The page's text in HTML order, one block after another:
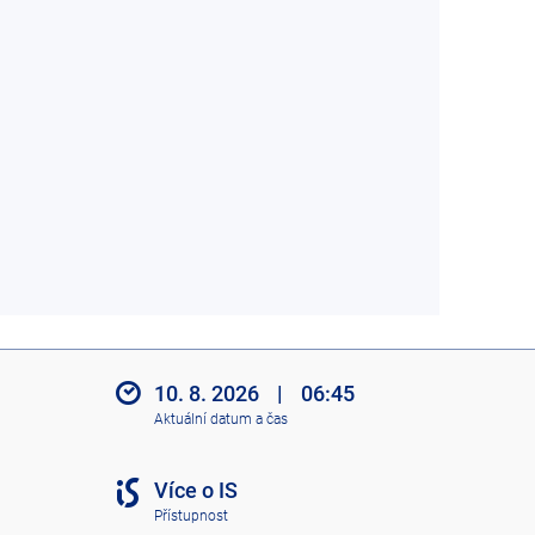
10. 8. 2026 | 06:45
Aktuální datum a čas
Více o IS
Přístupnost